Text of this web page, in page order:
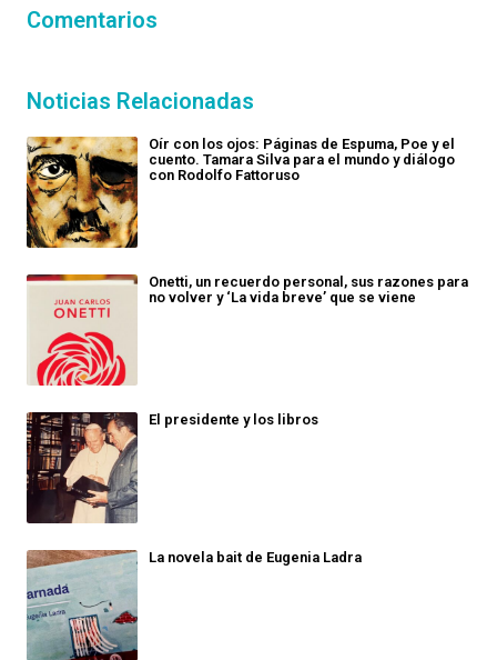
Comentarios
Noticias Relacionadas
Oír con los ojos: Páginas de Espuma, Poe y el
cuento. Tamara Silva para el mundo y diálogo
con Rodolfo Fattoruso
Onetti, un recuerdo personal, sus razones para
no volver y ‘La vida breve’ que se viene
El presidente y los libros
La novela bait de Eugenia Ladra